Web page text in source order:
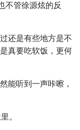
不管徐源炫的反
还是有些地方是不
真要吃软饭，更何
能听到一声咔嚓，
。